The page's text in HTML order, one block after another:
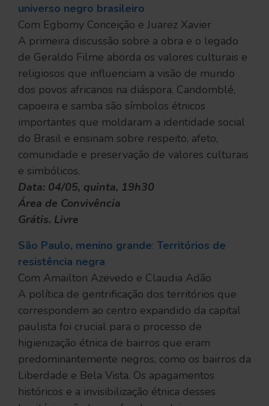
universo negro brasileiro
Com Egbomy Conceição e Juarez Xavier
A primeira discussão sobre a obra e o legado
de Geraldo Filme aborda os valores culturais e
religiosos que influenciam a visão de mundo
dos povos africanos na diáspora. Candomblé,
capoeira e samba são símbolos étnicos
importantes que moldaram a identidade social
do Brasil e ensinam sobre respeito, afeto,
comunidade e preservação de valores culturais
e simbólicos.
Data: 04/05, quinta, 19h30
Área de Convivência
Grátis. Livre
São Paulo, menino grande: Territórios de
resistência negra
Com Amailton Azevedo e Claudia Adão
A política de gentrificação dos territórios que
correspondem ao centro expandido da capital
paulista foi crucial para o processo de
higienização étnica de bairros que eram
predominantemente negros, como os bairros da
Liberdade e Bela Vista. Os apagamentos
históricos e a invisibilização étnica desses